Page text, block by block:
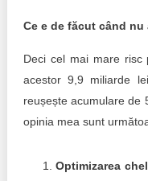
Ce e de făcut când nu
Deci cel mai mare risc
acestor 9,9 miliarde
reușește acumulare de
opinia mea sunt
Optimizarea